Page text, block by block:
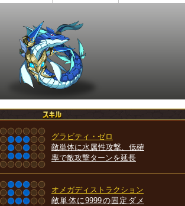
グラビティ・ゼロ
敵単体に水属性攻撃、低確
率で敵攻撃ターンを延長
オメガディストラクション
敵単体に9999の固定ダメ